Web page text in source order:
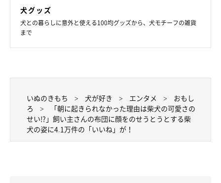
犬グッズ
犬との暮らしに意外と使える100均グッズから、犬モチーフの雑貨
まで
いぬのきもち 犬が好き エンタメ
おもし
ろ
「朝に起きられなかった理由は柴犬の可愛さの
せい!?」飼い主さんの布団に顔をのせうとうとする柴
犬の姿に4.1万件の「いいね」が！